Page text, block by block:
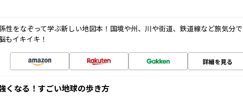
性をなぞって学ぶ新しい地図本！国境や州、川や街道、鉄道線など旅気分で
もイキイキ！
詳細を見る
くなる！すごい地球の歩き方